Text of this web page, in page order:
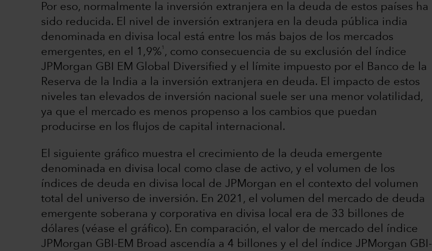
Por eso, normalmente la inversión extranjera en la deuda de estos países ha
sido reducida. El nivel de inversión extranjera en la deuda pública india
denominada en divisa local está entre los más bajos de los mercados
emergentes, en el 1,9%1
, como consecuencia de su exclusión del índice
JPMorgan GBI EM Global Diversified y el límite impuesto por el Banco de la
Reserva de la India a la inversión extranjera en deuda. El impacto de estos
niveles tan elevados de inversión nacional suele ser una menor volatilidad,
ya que el mercado es menos propenso a los cambios que puedan
producirse en los flujos de capital internacional.
El siguiente gráfico muestra el crecimiento de la deuda emergente
denominada en divisa local como clase de activo, y el volumen de los
índices de deuda en divisa local de JPMorgan en el contexto del volumen
total del universo de inversión. En 2021, el volumen del mercado de deuda
emergente soberana y corporativa en divisa local era de 33 billones de
dólares (véase el gráfico). En comparación, el valor de mercado del índice
JPMorgan GBI-EM Broad ascendía a 4 billones y el del índice JPMorgan GBI-